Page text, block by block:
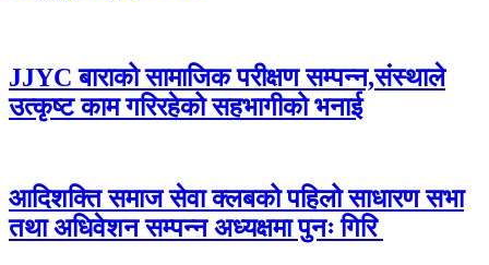
JJYC बाराको सामाजिक परीक्षण सम्पन्न,संस्थाले
उत्कृष्ट काम गरिरहेको सहभागीको भनाई
आदिशक्ति समाज सेवा क्लबको पहिलो साधारण सभा
तथा अधिवेशन सम्पन्न अध्यक्षमा पुनः गिरि